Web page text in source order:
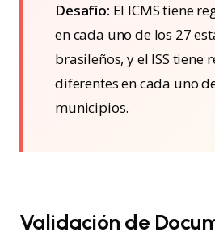
Desafío: El ICMS tiene
en cada uno de los 27
brasileños, y el ISS tiene
diferentes en cada uno
municipios.
Validación de